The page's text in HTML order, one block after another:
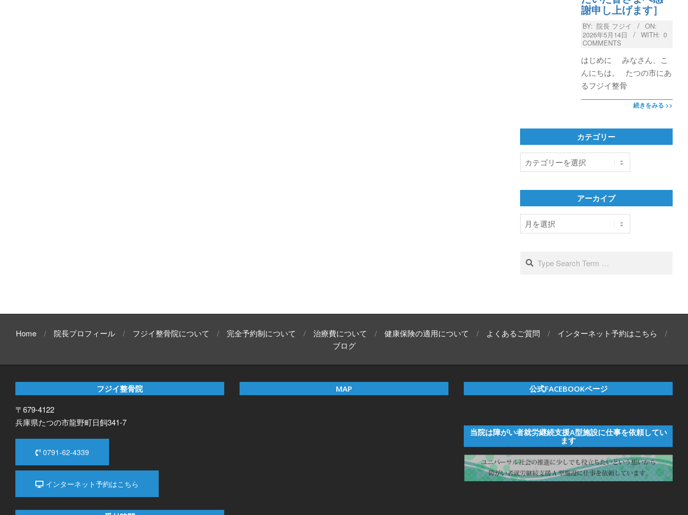
謝申し上げます］
BY: 院長 フジイ
ON:
2026年5月14日
WITH: 0
COMMENTS
はじめに みなさん、こ
んにちは。 たつの市にあ
るフジイ整骨
続きをみる >>
カテゴリー
テ
リ
アーカイブ
ア
ー
ブSearch
Home 院長プロフィール フジイ整骨院について 完全予約制について 治療費について 健康保険の適用について よくあるご質問
インターネット予約はこちら
ブログ
フジイ整骨院
〒679-4122
兵庫県たつの市龍野町日飼341-7
0791-62-4339
インターネット予約はこちら
MAP 公式FACEBOOKページ
当院は障がい者就労継続支援A型施設に仕事を依頼してい
ます